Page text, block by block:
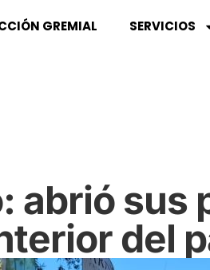
GREMIAL SERVICIOS
abrió
del